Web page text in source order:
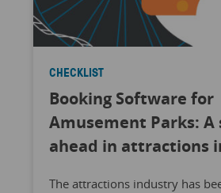
CHECKLIST
Booking Software for
Amusement Parks: A
ahead in attractions
The attractions industry has